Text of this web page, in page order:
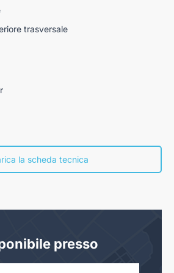
trasversale
la scheda tecnica
presso